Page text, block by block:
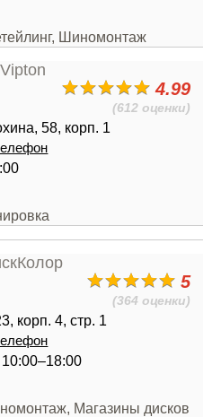
Шиномонтаж
4.99
(612 оценки)
58, корп. 1
5
(364 оценки)
корп. 4, стр. 1
Магазины дисков